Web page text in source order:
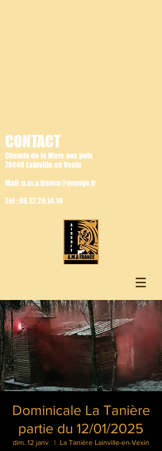
CONTACT
Chemin de la Mare aux pois
78440 Lainville en Vexin
Mail :a.m.a.france@orange.fr
Tel :06.12.29.14.10
Dominicale La Tanière
partie du 12/01/2025
dim. 12 janv.
  |
La Tanière Lainville-en-Vexin